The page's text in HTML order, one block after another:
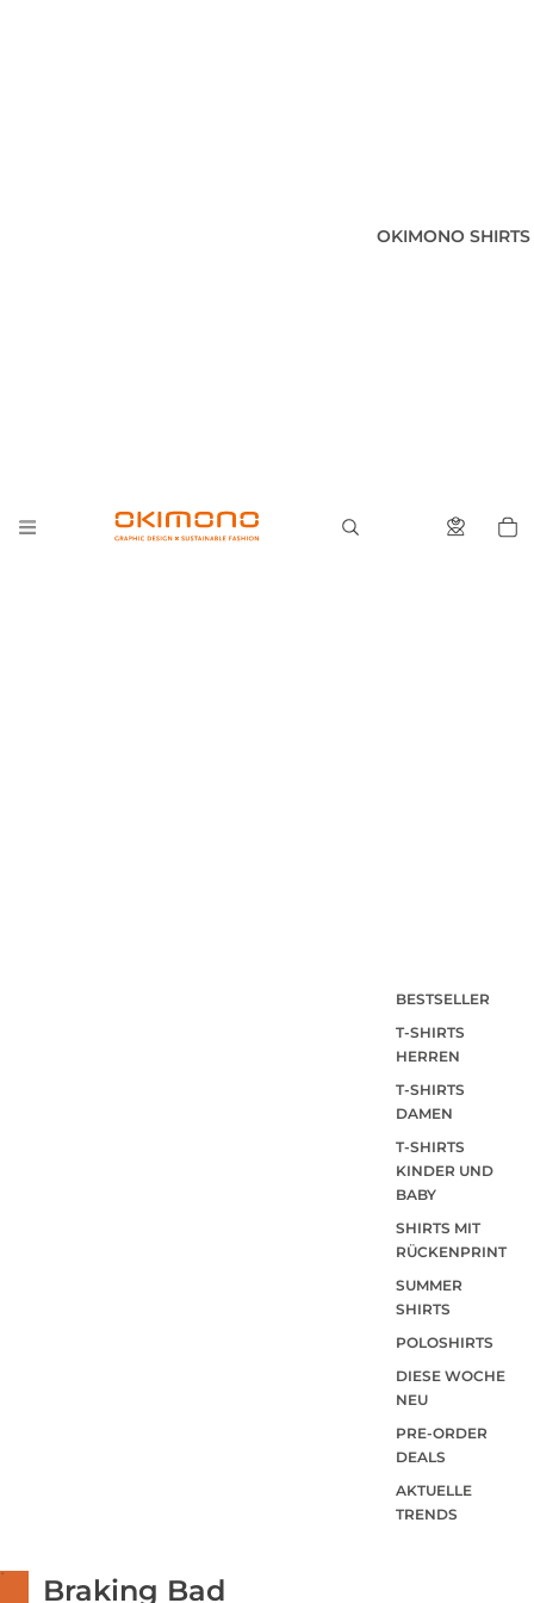
OKIMONO SHIRTS
BESTSELLER
T-SHIRTS
HERREN
T-SHIRTS
DAMEN
T-SHIRTS
KINDER UND
BABY
SHIRTS MIT
RÜCKENPRINT
SUMMER
SHIRTS
POLOSHIRTS
DIESE WOCHE
NEU
PRE-ORDER
DEALS
AKTUELLE
TRENDS
Braking Bad